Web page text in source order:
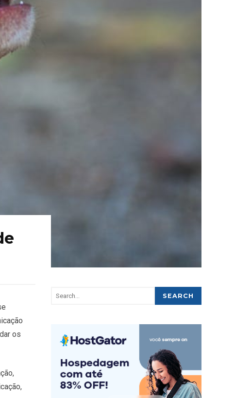
os
SEARCH